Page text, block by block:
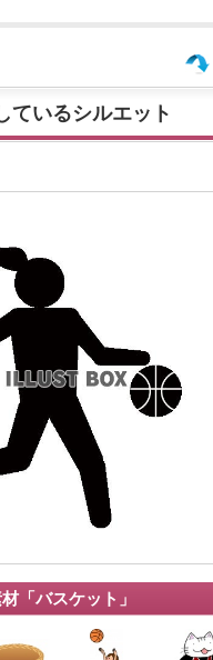
ているシルエット
「バスケット」